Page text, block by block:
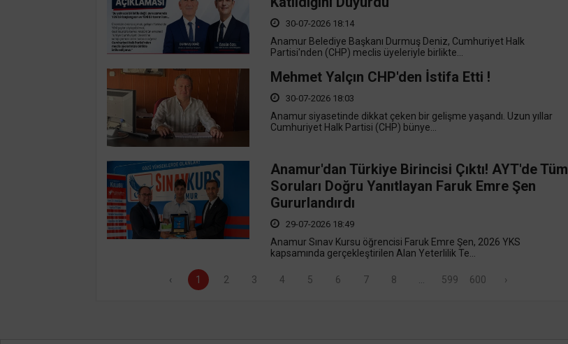
30-07-2026 18:14
Anamur Belediye Başkanı Durmuş Deniz, Cumhuriyet Halk
Partisi'nden (CHP) meclis üyeleriyle birlikte...
Mehmet Yalçın CHP'den İstifa Etti !
30-07-2026 18:03
Anamur siyasetinde dikkat çeken bir gelişme yaşandı. Uzun yıllar
Cumhuriyet Halk Partisi (CHP) bünye...
Anamur'dan Türkiye Birincisi Çıktı! AYT'de Tüm
Soruları Doğru Yanıtlayan Faruk Emre Şen
Gururlandırdı
29-07-2026 18:49
Anamur Sınav Kursu öğrencisi Faruk Emre Şen, 2026 YKS
kapsamında gerçekleştirilen Alan Yeterlilik Te...
‹ 1 2 3 4 5 6 7 8 599 600 ›